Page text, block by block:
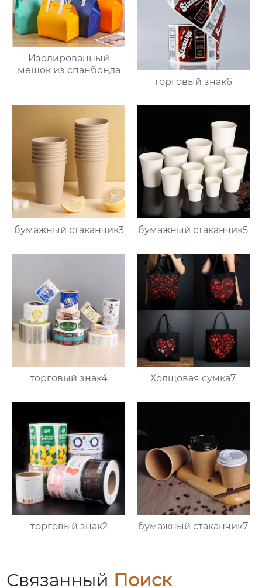
Изолированный
мешок из спанбонда
торговый знак6
бумажный стаканчик3 бумажный стаканчик5
торговый знак4 Холщовая сумка7
торговый знак2 бумажный стаканчик7
Связанный Поиск